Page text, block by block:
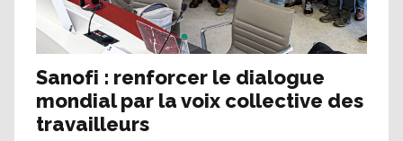
Sanofi : renforcer le dialogue
mondial par la voix collective des
travailleurs